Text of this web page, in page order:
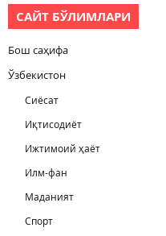
САЙТ БЎЛИМЛАРИ
Бош саҳифа
Ўзбекистон
Сиёсат
Иқтисодиёт
Ижтимоий ҳаёт
Илм-фан
Маданият
Спорт